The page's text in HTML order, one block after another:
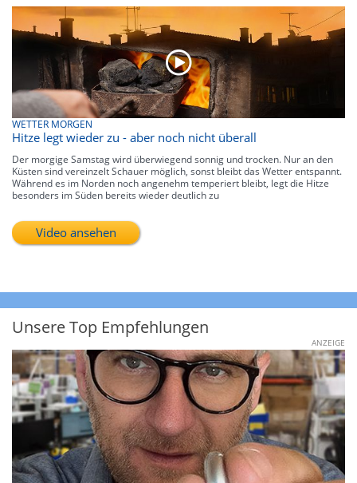
WETTER MORGEN
Hitze legt wieder zu - aber noch nicht überall
Der morgige Samstag wird überwiegend sonnig und trocken. Nur an den
Küsten sind vereinzelt Schauer möglich, sonst bleibt das Wetter entspannt.
Während es im Norden noch angenehm temperiert bleibt, legt die Hitze
besonders im Süden bereits wieder deutlich zu
Video ansehen
Unsere Top Empfehlungen
ANZEIGE